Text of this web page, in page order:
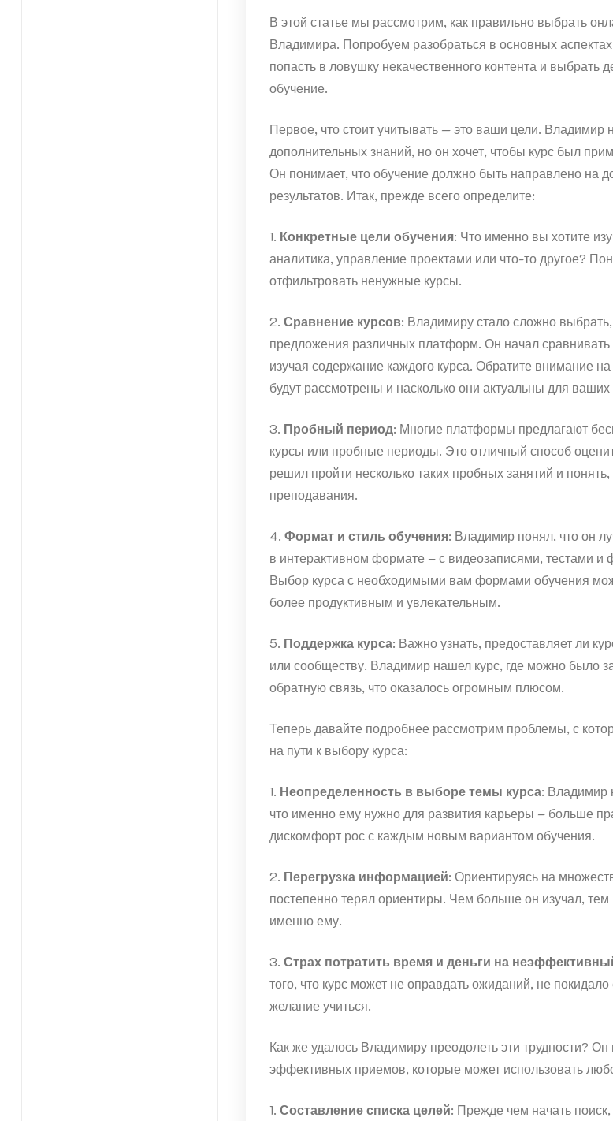
В этой статье мы рассмотрим, как правильно выбрать
Владимира. Попробуем разобраться в основных
попасть в ловушку некачественного контента и выбрать
обучение.
Первое, что стоит учитывать — это ваши цели. Владимир
дополнительных знаний, но он хочет, чтобы курс был
Он понимает, что обучение должно быть направлено на
результатов. Итак, прежде всего определите:
1. Конкретные цели обучения: Что именно вы хотите
аналитика, управление проектами или что-то другое?
отфильтровать ненужные курсы.
2. Сравнение курсов: Владимиру стало сложно выбрать,
предложения различных платформ. Он начал
изучая содержание каждого курса. Обратите внимание на
будут рассмотрены и насколько они актуальны для ваших
3. Пробный период: Многие платформы предлагают
курсы или пробные периоды. Это отличный способ
решил пройти несколько таких пробных занятий и
преподавания.
4. Формат и стиль обучения: Владимир понял, что он
в интерактивном формате – с видеозаписями, тестами
Выбор курса с необходимыми вам формами обучения
более продуктивным и увлекательным.
5. Поддержка курса: Важно узнать, предоставляет ли
или сообществу. Владимир нашел курс, где можно было
обратную связь, что оказалось огромным плюсом.
Теперь давайте подробнее рассмотрим проблемы, с
на пути к выбору курса:
1. Неопределенность в выборе темы курса: Владимир
что именно ему нужно для развития карьеры – больше
дискомфорт рос с каждым новым вариантом обучения.
2. Перегрузка информацией: Ориентируясь на
постепенно терял ориентиры. Чем больше он изучал,
именно ему.
3. Страх потратить время и деньги на
того, что курс может не оправдать ожиданий, не
желание учиться.
Как же удалось Владимиру преодолеть эти трудности?
эффективных приемов, которые может использовать
1. Составление списка целей: Прежде чем начать